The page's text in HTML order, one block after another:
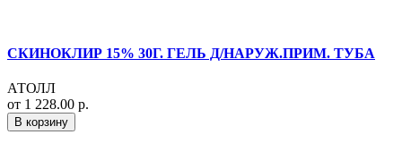
СКИНОКЛИР 15% 30Г. ГЕЛЬ Д/НАРУЖ.ПРИМ. ТУБА
АТОЛЛ
от 1 228.00 р.
В корзину